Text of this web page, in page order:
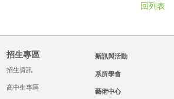
回列表
招生專區
招生資訊
高中生專區
新訊與活動
系所學會
藝術中心